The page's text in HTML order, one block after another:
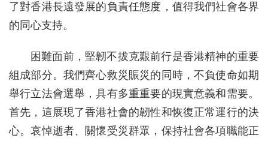
了對香港長遠發展的負責任態度，值得我們社會各界
的同心支持。
困難面前，堅韌不拔克艱前行是香港精神的重要
組成部分。我們齊心救災賑災的同時，不負使命如期
舉行立法會選舉，具有多重重要的現實意義和需要。
首先，這展現了香港社會的韌性和恢復正常運行的決
心。哀悼逝者、關懷受災群眾，保持社會各項職能正